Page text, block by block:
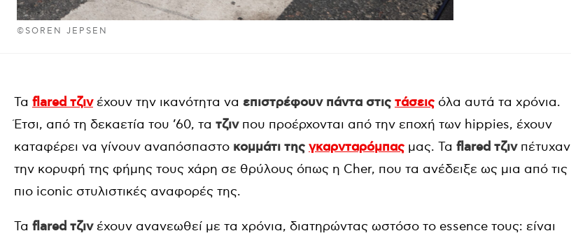
©SOREN JEPSEN
Τα flared τζινέχουν την ικανότητα να επιστρέφουν πάντα στις τάσεις όλα αυτά τα χρόνια.
Έτσι, από τη δεκαετία του ’60, τα τζινπου προέρχονται από την εποχή των hippies, έχουν
καταφέρει να γίνουν αναπόσπαστο κομμάτι της γκαρνταρόμπας μας. Τα flared τζινπέτυχαν
την κορυφή της φήμης τους χάρη σε θρύλους όπως η Cher, που τα ανέδειξε ως μια από τις
πιο iconic στυλιστικές αναφορές της.
Τα flared τζινέχουν ανανεωθεί με τα χρόνια, διατηρώντας ωστόσο το essence τους: είναι